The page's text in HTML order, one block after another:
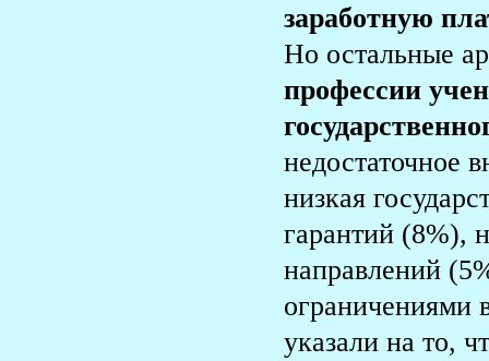
заработную
Но остальные
профессии
недостаточное
низкая
гарантий (8%),
направлений
ограничениями
указали на то,